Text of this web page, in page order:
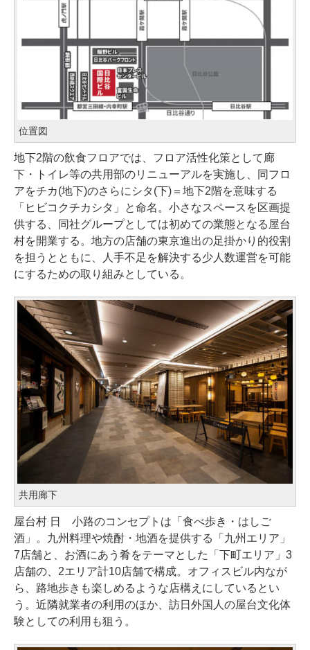
位置図
地下2階の飲食フロアでは、フロア活性化策として廊
下・トイレ等の共用部のリニューアルを実施し、同フロ
アをチカ(地下)のさらにシタ(下)＝地下2階を意味する
「ヒビコクチカシタ」と命名。小さなスペースを区画提
供する、同社グループとしては初めての業態となる屋台
村を開業する。地方の店舗の東京進出の足掛かり的役割
を担うとともに、人手不足を解決する少人数運営を可能
にするための取り組みとしている。
共用廊下
屋台村 日ゞ小路のコンセプトは「食べ歩き・はしご
酒」。九州料理や焼酎・地酒を提供する「九州エリア」
7店舗と、お酒にあう肴をテーマとした「下町エリア」3
店舗の、2エリア計10店舗で構成。オフィスビル内なが
ら、路地歩きも楽しめるような店構えにしているとい
う。近隣就業者の利用のほか、訪日外国人の屋台文化体
験としての利用も狙う。